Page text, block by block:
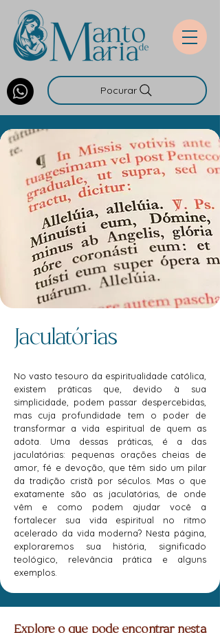
Pocurar
Jaculatórias
No vasto tesouro da espiritualidade católica,
existem práticas que, devido à sua
simplicidade, podem passar despercebidas,
mas cuja profundidade tem o poder de
transformar a vida espiritual de quem as
adota. Uma dessas práticas, é a das
jaculatórias: pequenas orações cheias de
amor, fé e devoção, que têm sido um pilar
da tradição cristã por séculos. Mas o que
exatamente são as jaculatórias, de onde
vêm e como podem ajudar você a
fortalecer sua vida espiritual no ritmo
acelerado da vida moderna? Nesta página,
exploraremos sua história, significado
teológico, relevância prática e alguns
exemplos.
Explore o que pode encontrar nesta